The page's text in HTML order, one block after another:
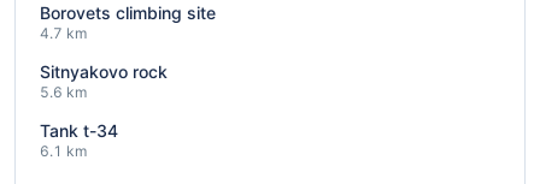
Borovets climbing site
4.7 km
Sitnyakovo rock
5.6 km
Tank t-34
6.1 km